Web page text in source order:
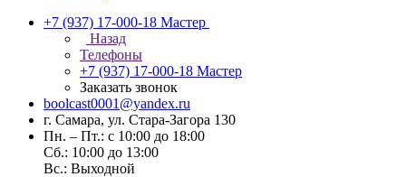
+7 (937) 17-000-18 Мастер
Назад
Телефоны
+7 (937) 17-000-18 Мастер
Заказать звонок
boolcast0001@yandex.ru
г. Самара, ул. Стара-Загора 130
Пн. – Пт.: с 10:00 до 18:00
Сб.: 10:00 до 13:00
Вс.: Выходной